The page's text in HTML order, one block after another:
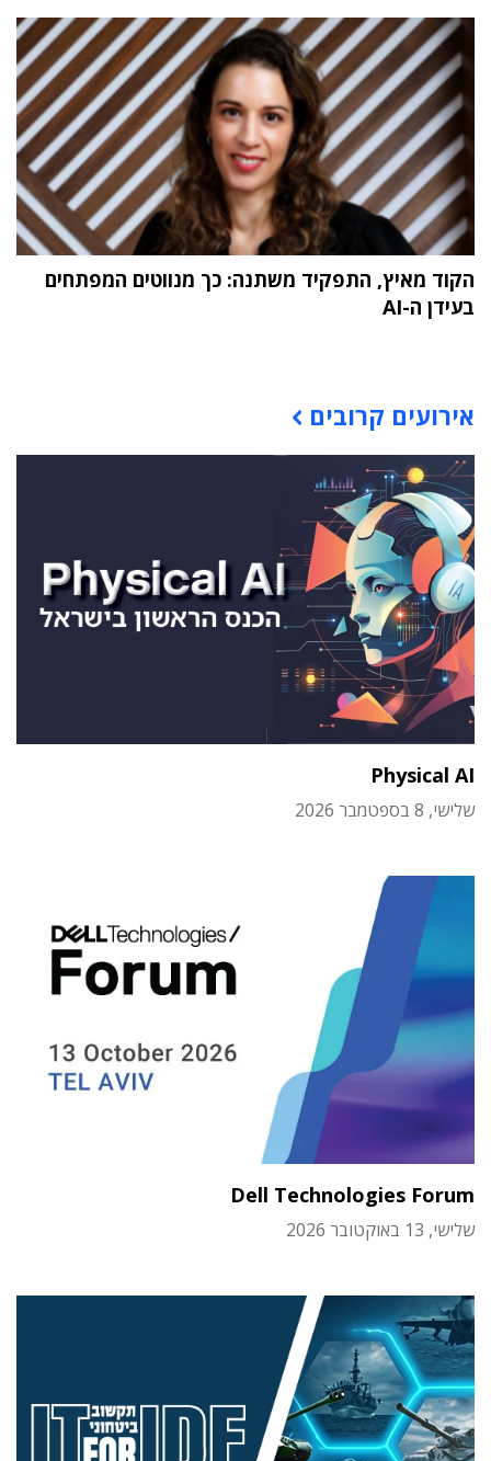
הקוד מאיץ, התפקיד משתנה: כך מנווטים המפתחים
בעידן ה-AI
אירועים קרובים
Physical AI
שלישי, 8 בספטמבר 2026
Dell Technologies Forum
שלישי, 13 באוקטובר 2026